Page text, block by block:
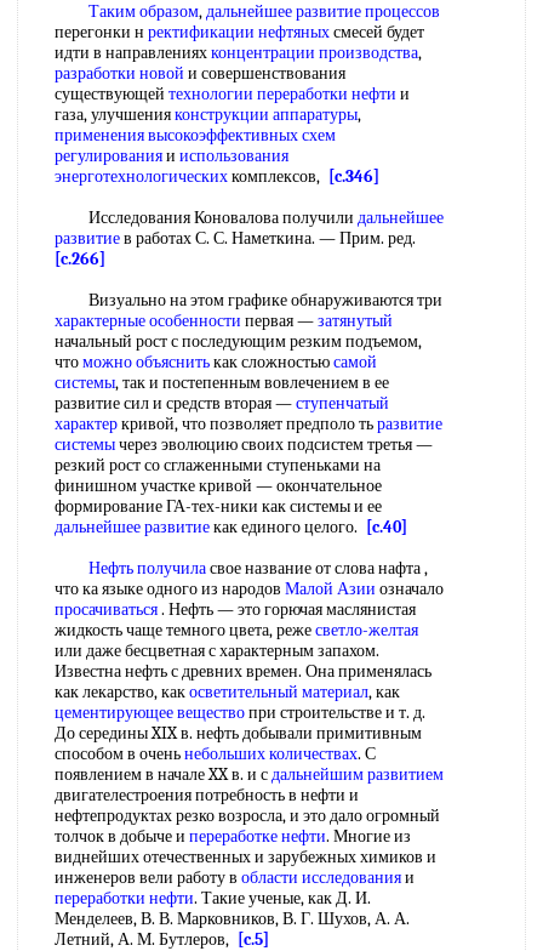
Таким образом,дальнейшее развитие процессов
перегонки н ректификации нефтяныхсмесей будет
идти в направленияхконцентрации производства,
разработки новой и совершенствования
существующей технологии переработки нефти и
газа, улучшенияконструкции аппаратуры,
применения высокоэффективныхсхем
регулированияи использования
энерготехнологическихкомплексов, [c.346]
Исследования Коновалова получили дальнейшее
развитиев работах С. С. Наметкина. — Прим. ред.
[c.266]
Визуально на этом графике обнаруживаются три
характерные особенности первая —затянутый
начальный рост с последующим резким подъемом,
чтоможно объяснитькак сложностьюсамой
системы, так и постепенным вовлечением в ее
развитие сил и средств вторая —ступенчатый
характеркривой, что позволяет предполо тьразвитие
системычерез эволюцию своих подсистем третья —
резкий рост со сглаженными ступеньками на
финишном участке кривой — окончательное
формирование ГА-тех-ники как системы и ее
дальнейшее развитиекак единого целого.
[c.40]
Нефть получиласвое название от слова нафта ,
что ка языке одного из народов Малой Азии означало
просачиваться. Нефть — это горючая маслянистая
жидкость чаще темного цвета, режесветло-желтая
или даже бесцветная с характерным запахом.
Известна нефть с древних времен. Она применялась
как лекарство, какосветительный материал, как
цементирующее веществопри строительстве и т. д.
До середины XIX в. нефть добывали примитивным
способом в оченьнебольших количествах. С
появлением в начале XX в. и сдальнейшим развитием
двигателестроения потребность в нефти и
нефтепродуктах резко возросла, и это дало огромный
толчок в добыче и переработке нефти. Многие из
виднейших отечественных и зарубежных химиков и
инженеров вели работу в области исследованияи
переработки нефти. Такие ученые, как Д. И.
Менделеев, В. В. Марковников, В. Г. Шухов, А. А.
Летний, А. М. Бутлеров, [c.5]